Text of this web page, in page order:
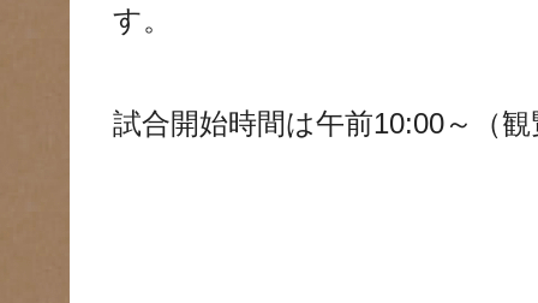
す。
試合開始時間は午前10:00～（